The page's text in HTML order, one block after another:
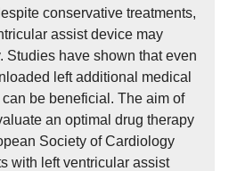
conservative treatments,
assist device may
Studies have shown that even
left additional medical
be beneficial. The aim of
an optimal drug therapy
Society of Cardiology
with left ventricular assist